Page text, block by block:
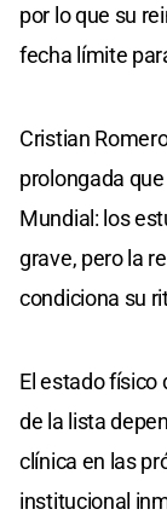
por lo que su
fecha límite
Cristian
prolongada
Mundial: los
grave, pero la
condiciona su
El estado físico
de la lista
clínica en las
institucional